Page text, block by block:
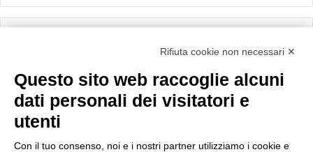
Importo netto (€):
Rifiuta cookie non necessari ✕
Questo sito web raccoglie alcuni
dati personali dei visitatori e
utenti
Con il tuo consenso, noi e i nostri partner utilizziamo i cookie e